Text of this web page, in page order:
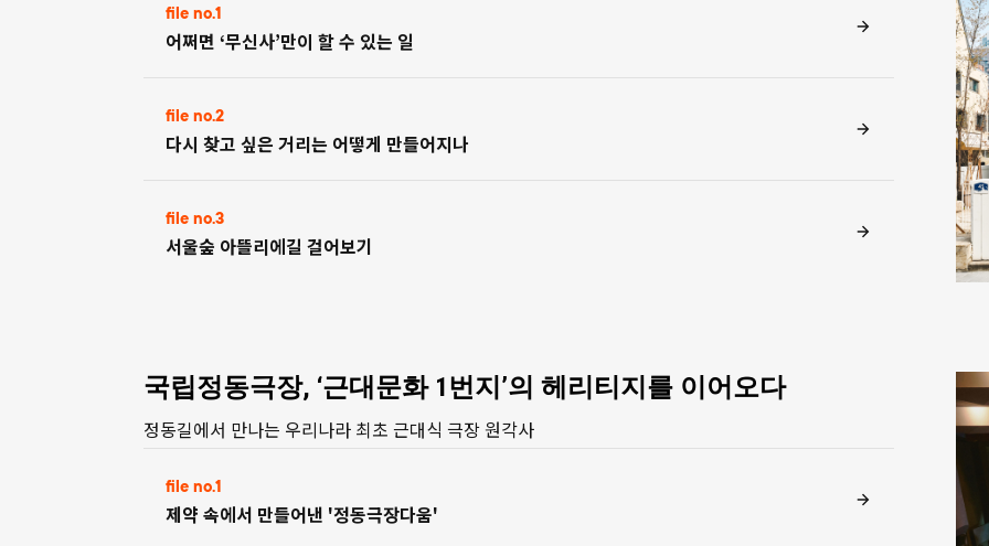
file no.1
어쩌면 ‘무신사’만이 할 수 있는 일
file no.2
다시 찾고 싶은 거리는 어떻게 만들어지나
file no.3
서울숲 아뜰리에길 걸어보기
국립정동극장, ‘근대문화 1번지’의 헤리티지를 이어오다
정동길에서 만나는 우리나라 최초 근대식 극장 원각사
file no.1
제약 속에서 만들어낸 '정동극장다움'